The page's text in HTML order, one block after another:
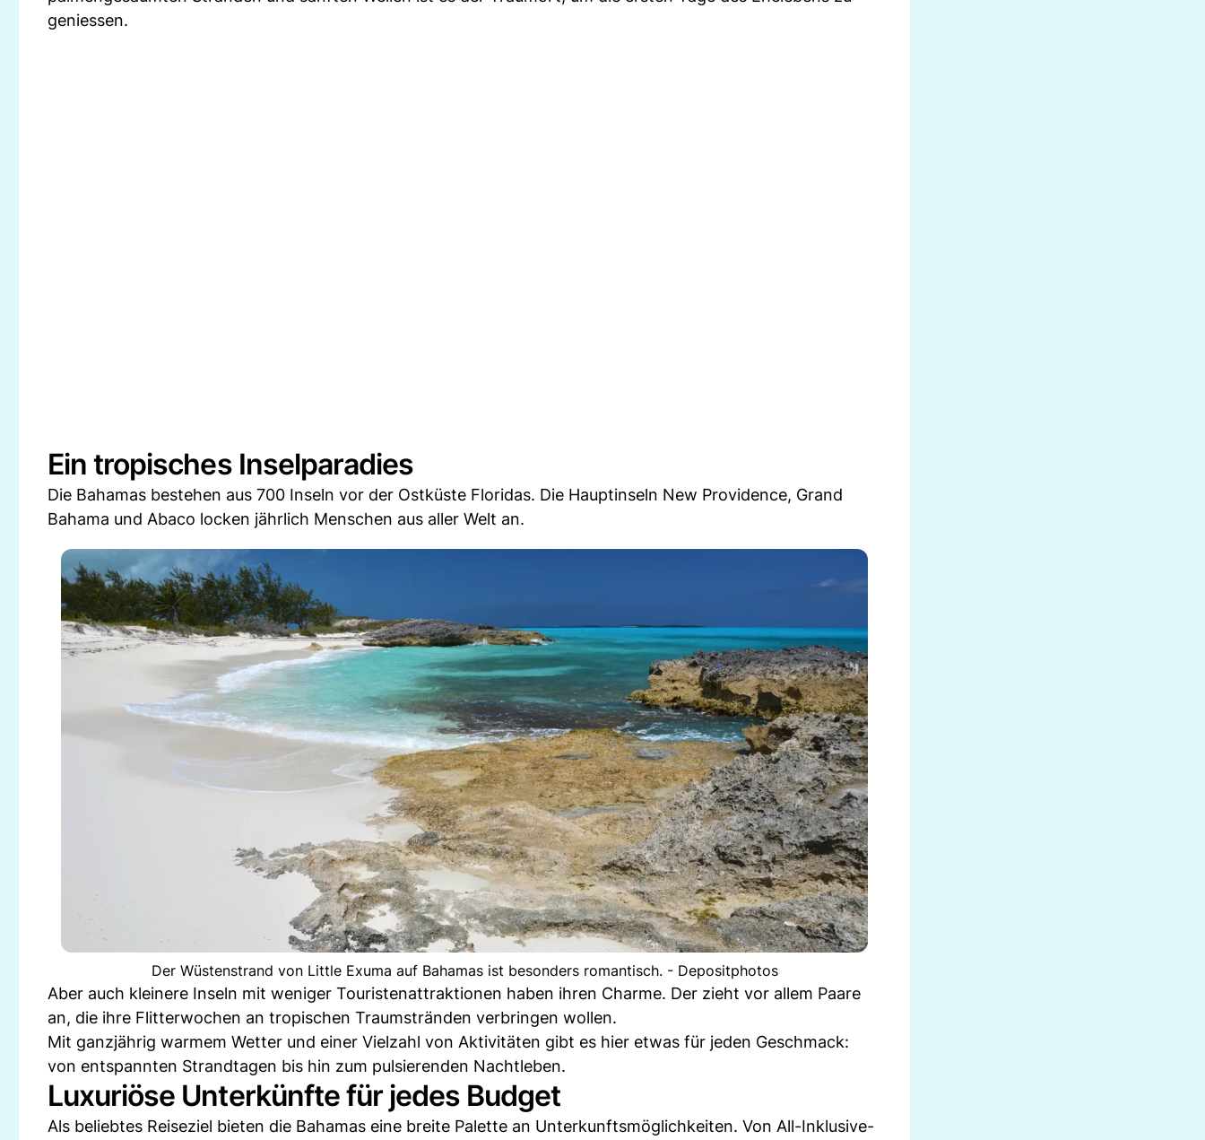
geniessen.
Ein tropisches Inselparadies
Die Bahamas bestehen aus 700 Inseln vor der Ostküste Floridas. Die Hauptinseln New Providence, Grand
Bahama und Abaco locken jährlich Menschen aus aller Welt an.
Der Wüstenstrand von Little Exuma auf Bahamas ist besonders romantisch. - Depositphotos
Aber auch kleinere Inseln mit weniger Touristenattraktionen haben ihren Charme. Der zieht vor allem Paare
an, die ihre Flitterwochen an tropischen Traumstränden verbringen wollen.
Mit ganzjährig warmem Wetter und einer Vielzahl von Aktivitäten gibt es hier etwas für jeden Geschmack:
von entspannten Strandtagen bis hin zum pulsierenden Nachtleben.
Luxuriöse Unterkünfte für jedes Budget
Als beliebtes Reiseziel bieten die Bahamas eine breite Palette an Unterkunftsmöglichkeiten. Von All-Inklusive-